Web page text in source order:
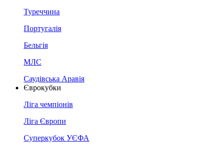
Туреччина
Португалія
Бельгія
МЛС
Саудівська Аравія
Єврокубки
Ліга чемпіонів
Ліга Європи
Суперкубок УЄФА